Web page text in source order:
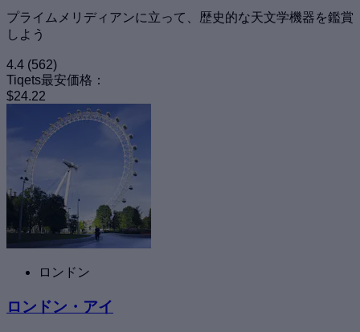
プライムメリディアンに立って、歴史的な天文学機器を鑑賞
しよう
4.4 (562)
Tiqets最安価格：
$24.22
ロンドン
ロンドン・アイ